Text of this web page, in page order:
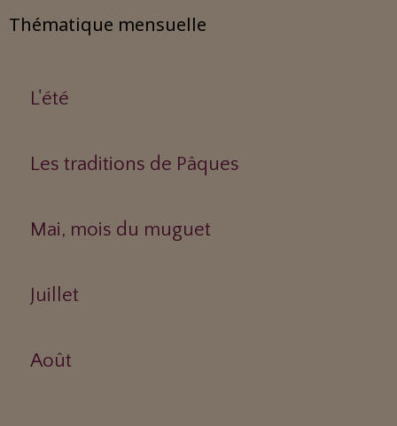
Thématique mensuelle
L'été
Les traditions de Pâques
Mai, mois du muguet
Juillet
Août